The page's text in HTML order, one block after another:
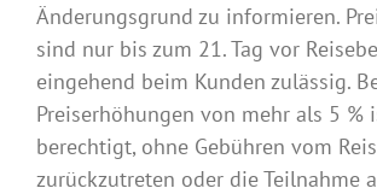
Änderungsgrund zu informieren.
sind nur bis zum 21. Tag vor
eingehend beim Kunden zulässig.
Preiserhöhungen von mehr als 5 %
berechtigt, ohne Gebühren vom
zurückzutreten oder die Teilnahme